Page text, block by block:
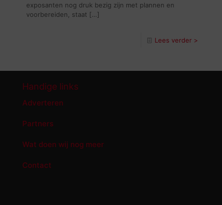
exposanten nog druk bezig zijn met plannen en
voorbereiden, staat […]
Lees verder >
Handige links
Adverteren
Partners
Wat doen wij nog meer
Contact